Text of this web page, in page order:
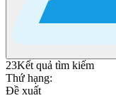
23Kết quả tìm kiếm
Thứ hạng:
Đề xuất